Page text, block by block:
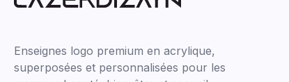
Enseignes logo premium en acrylique,
superposées et personnalisées pour les